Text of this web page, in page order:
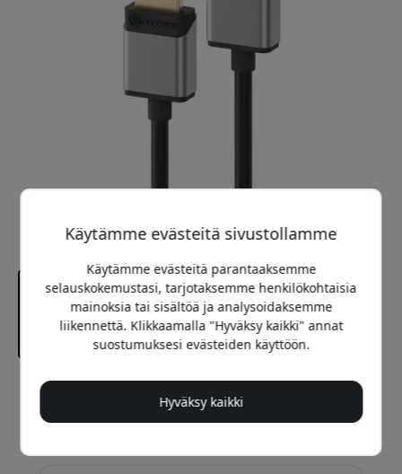
37.99 EUR
Käytämme evästeitä sivustollamme
Käytämme evästeitä parantaaksemme
selauskokemustasi, tarjotaksemme henkilökohtaisia
mainoksia tai sisältöä ja analysoidaksemme
liikennettä. Klikkaamalla "Hyväksy kaikki" annat
suostumuksesi evästeiden käyttöön.
Hyväksy kaikki